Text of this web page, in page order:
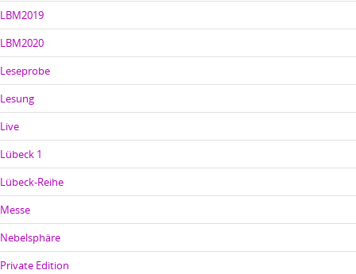
LBM2019
LBM2020
Leseprobe
Lesung
Live
Lübeck 1
Lübeck-Reihe
Messe
Nebelsphäre
Private Edition